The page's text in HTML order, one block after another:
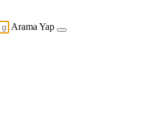
Arama Yap